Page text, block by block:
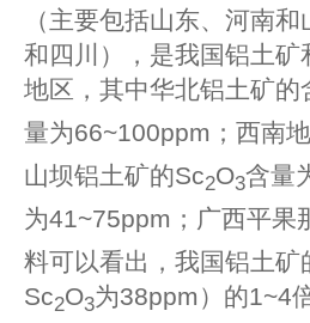
（主要包括山东、河南
和四川），是我国铝土
地区，其中华北铝土矿
量为66~100ppm；西南
山坝铝土矿的Sc2O3含量
为41~75ppm；广西平果
料可以看出，我国铝土
Sc2O3为38ppm）的1~4